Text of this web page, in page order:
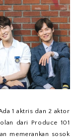
1 aktris dan 2 aktor
dari Produce 101
memerankan sosok